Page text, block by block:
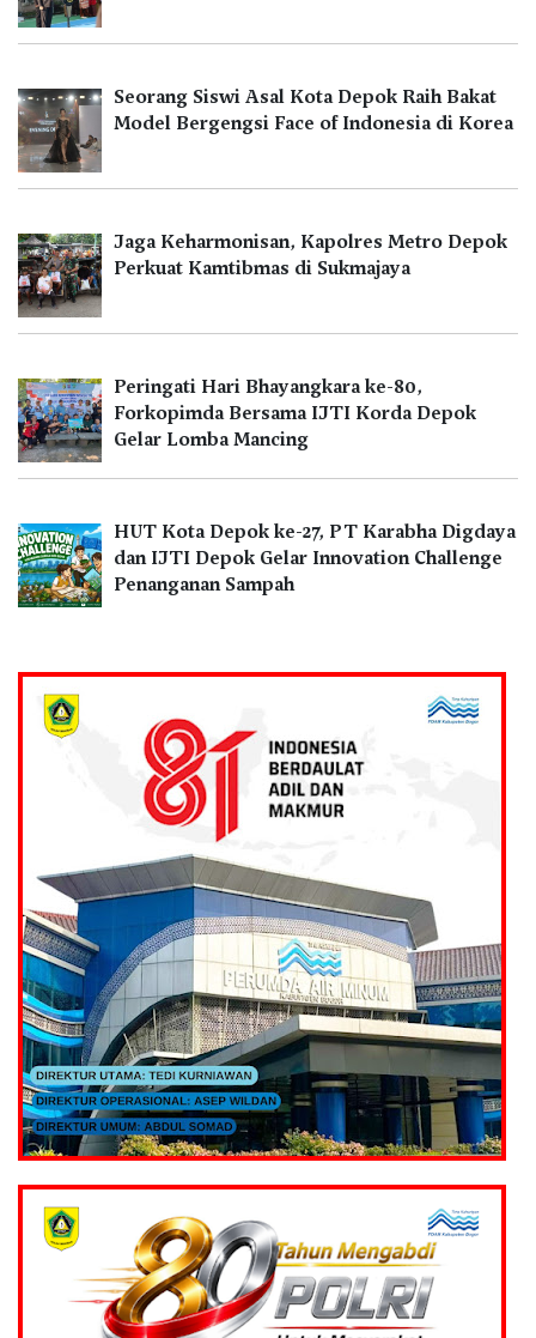
Seorang Siswi Asal Kota Depok Raih Bakat
Model Bergengsi Face of Indonesia di Korea
Jaga Keharmonisan, Kapolres Metro Depok
Perkuat Kamtibmas di Sukmajaya
Peringati Hari Bhayangkara ke-80,
Forkopimda Bersama IJTI Korda Depok
Gelar Lomba Mancing
HUT Kota Depok ke-27, PT Karabha Digdaya
dan IJTI Depok Gelar Innovation Challenge
Penanganan Sampah